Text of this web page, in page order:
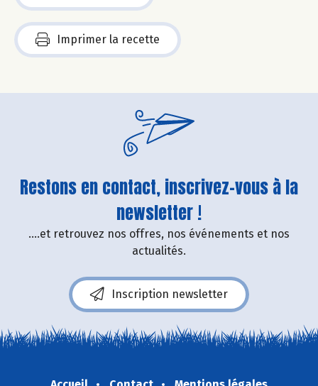
Imprimer la recette
Restons en contact, inscrivez-vous à la
newsletter !
....et retrouvez nos offres, nos événements et nos
actualités.
Inscription newsletter